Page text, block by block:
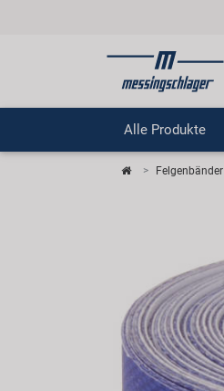
Alle Produkte
Felgenbänder